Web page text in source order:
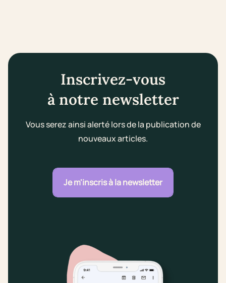
Inscrivez-vous
à notre newsletter
Vous serez ainsi alerté lors de la publication de
nouveaux articles.
Je m'inscris à la newsletter